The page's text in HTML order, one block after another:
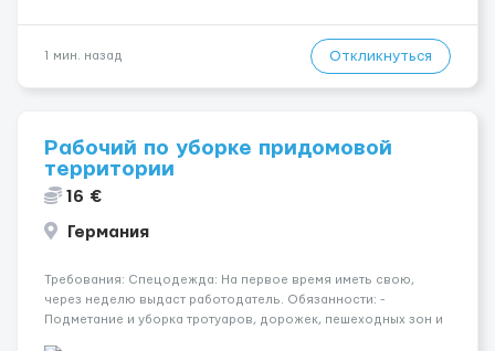
1 мин. назад Откликнуться
Рабочий по уборке придомовой
территории
16 €
Германия
Требования: Спецодежда: На первое время иметь свою,
через неделю выдаст работодатель. Обязанности: -
Подметание и уборка тротуаров, дорожек, пешеходных зон и